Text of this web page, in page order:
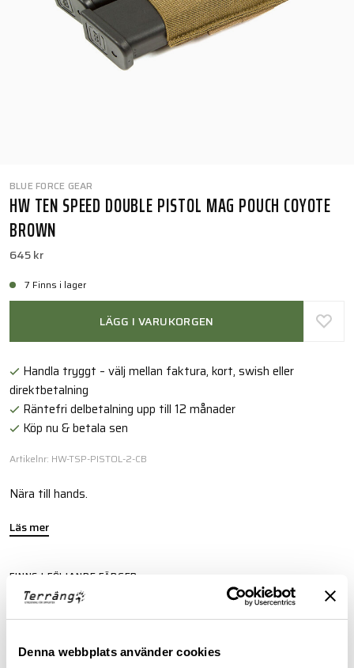
Denna webbplats använder cookies
BLUE FORCE GEAR
HW TEN SPEED DOUBLE PISTOL MAG POUCH COYOTE
BROWN
645 kr
7 Finns i lager
LÄGG I VARUKORGEN
Handla tryggt – välj mellan faktura, kort, swish eller
direktbetalning
Räntefri delbetalning upp till 12 månader
Köp nu & betala sen
Artikelnr: HW-TSP-PISTOL-2-CB
Nära till hands.
Läs mer
FINNS I FÖLJANDE FÄRGER